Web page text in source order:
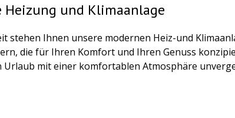
und Klimaanlage
stehen Ihnen unsere modernen Heiz-und
die für Ihren Komfort und Ihren Genuss
Urlaub mit einer komfortablen Atmosphäre